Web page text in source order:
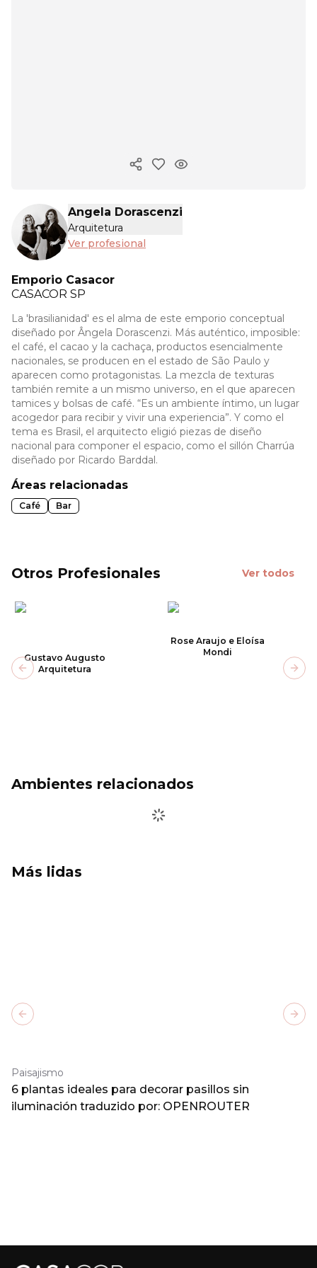
Copiar enlace
Angela Dorascenzi
Arquitetura
Ver profesional
Emporio Casacor
CASACOR SP
La 'brasilianidad' es el alma de este emporio conceptual
diseñado por Ângela Dorascenzi. Más auténtico, imposible:
el café, el cacao y la cachaça, productos esencialmente
nacionales, se producen en el estado de São Paulo y
aparecen como protagonistas. La mezcla de texturas
también remite a un mismo universo, en el que aparecen
tamices y bolsas de café. “Es un ambiente íntimo, un lugar
acogedor para recibir y vivir una experiencia”. Y como el
tema es Brasil, el arquitecto eligió piezas de diseño
nacional para componer el espacio, como el sillón Charrúa
diseñado por Ricardo Barddal.
Áreas relacionadas
Café Bar
Otros Profesionales Ver todos
Gustavo Augusto
Arquitetura
Rose Araujo e Eloísa
Mondi
Previous slide
Ambientes relacionados
Más lidas
Paisajismo
6 plantas ideales para decorar pasillos sin
iluminación traduzido por: OPENROUTER
Previous slide